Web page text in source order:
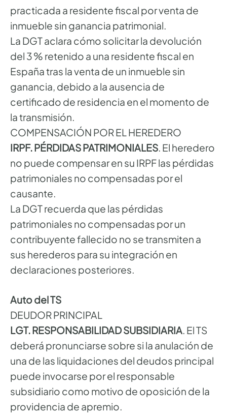
practicada a residente fiscal por venta de
inmueble sin ganancia patrimonial.
La DGT aclara cómo solicitar la devolución
del 3 % retenido a una residente fiscal en
España tras la venta de un inmueble sin
ganancia, debido a la ausencia de
certificado de residencia en el momento de
la transmisión.
COMPENSACIÓN POR EL HEREDERO
IRPF. PÉRDIDAS PATRIMONIALES. El heredero
no puede compensar en su IRPF las pérdidas
patrimoniales no compensadas por el
causante.
La DGT recuerda que las pérdidas
patrimoniales no compensadas por un
contribuyente fallecido no se transmiten a
sus herederos para su integración en
declaraciones posteriores.
Auto del TS
DEUDOR PRINCIPAL
LGT. RESPONSABILIDAD SUBSIDIARIA . El TS
deberá pronunciarse sobre si la anulación de
una de las liquidaciones del deudos principal
puede invocarse por el responsable
subsidiario como motivo de oposición de la
providencia de apremio.